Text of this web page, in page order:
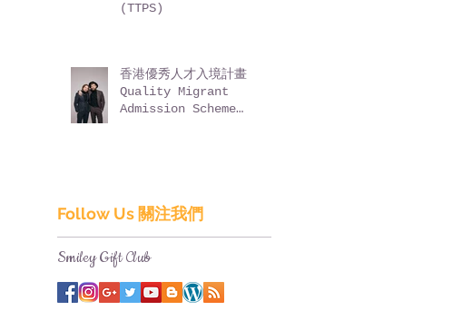
(TTPS)
香港優秀人才入境計畫
Quality Migrant
Admission Scheme
Follow Us 關注我們
Smiley Gift Club